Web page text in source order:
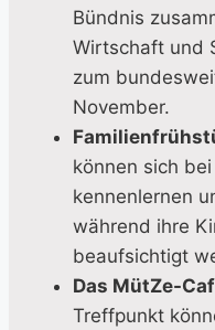
Bündnis
Wirtschaft und
zum
November.
können sich
kennenlernen
während ihre
beaufsichtigt
Das MütZe-
Treffpunkt